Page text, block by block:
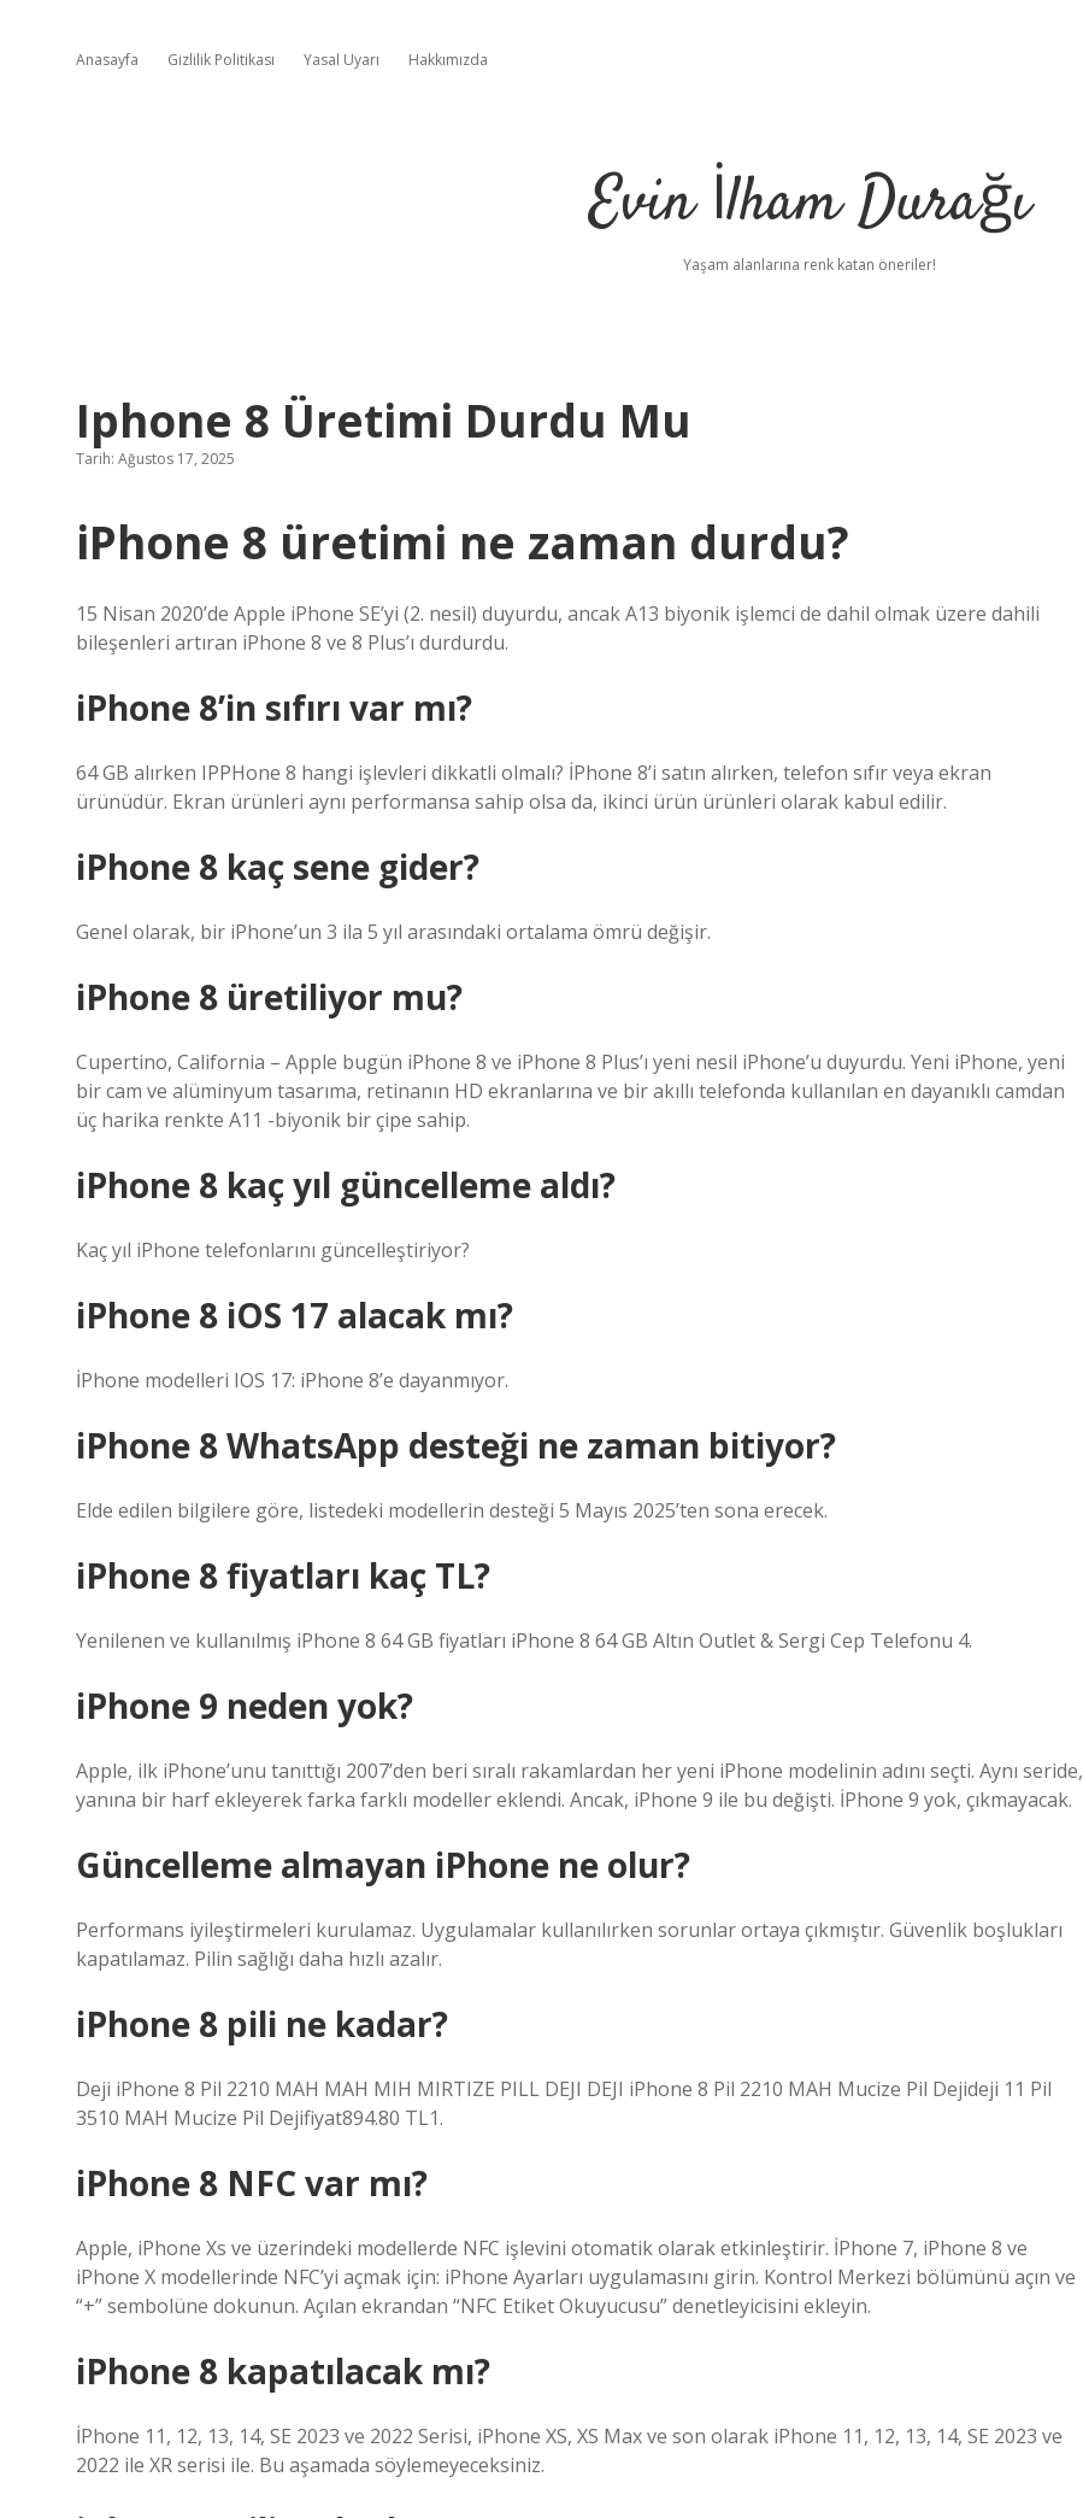
Anasayfa Gizlilik Politikası Yasal Uyarı Hakkımızda
Evin İlham Durağı
Yaşam alanlarına renk katan öneriler!
Iphone 8 Üretimi Durdu Mu
Tarih: Ağustos 17, 2025
iPhone 8 üretimi ne zaman durdu?
15 Nisan 2020’de Apple iPhone SE’yi (2. nesil) duyurdu, ancak A13 biyonik işlemci de dahil olmak üzere dahili
bileşenleri artıran iPhone 8 ve 8 Plus’ı durdurdu.
iPhone 8’in sıfırı var mı?
64 GB alırken IPPHone 8 hangi işlevleri dikkatli olmalı? İPhone 8’i satın alırken, telefon sıfır veya ekran
ürünüdür. Ekran ürünleri aynı performansa sahip olsa da, ikinci ürün ürünleri olarak kabul edilir.
iPhone 8 kaç sene gider?
Genel olarak, bir iPhone’un 3 ila 5 yıl arasındaki ortalama ömrü değişir.
iPhone 8 üretiliyor mu?
Cupertino, California – Apple bugün iPhone 8 ve iPhone 8 Plus’ı yeni nesil iPhone’u duyurdu. Yeni iPhone, yeni
bir cam ve alüminyum tasarıma, retinanın HD ekranlarına ve bir akıllı telefonda kullanılan en dayanıklı camdan
üç harika renkte A11 -biyonik bir çipe sahip.
iPhone 8 kaç yıl güncelleme aldı?
Kaç yıl iPhone telefonlarını güncelleştiriyor?
iPhone 8 iOS 17 alacak mı?
İPhone modelleri IOS 17: iPhone 8’e dayanmıyor.
iPhone 8 WhatsApp desteği ne zaman bitiyor?
Elde edilen bilgilere göre, listedeki modellerin desteği 5 Mayıs 2025’ten sona erecek.
iPhone 8 fiyatları kaç TL?
Yenilenen ve kullanılmış iPhone 8 64 GB fiyatları iPhone 8 64 GB Altın Outlet & Sergi Cep Telefonu 4.
iPhone 9 neden yok?
Apple, ilk iPhone’unu tanıttığı 2007’den beri sıralı rakamlardan her yeni iPhone modelinin adını seçti. Aynı seride,
yanına bir harf ekleyerek farka farklı modeller eklendi. Ancak, iPhone 9 ile bu değişti. İPhone 9 yok, çıkmayacak.
Güncelleme almayan iPhone ne olur?
Performans iyileştirmeleri kurulamaz. Uygulamalar kullanılırken sorunlar ortaya çıkmıştır. Güvenlik boşlukları
kapatılamaz. Pilin sağlığı daha hızlı azalır.
iPhone 8 pili ne kadar?
Deji iPhone 8 Pil 2210 MAH MAH MIH MIRTIZE PILL DEJI DEJI iPhone 8 Pil 2210 MAH Mucize Pil Dejideji 11 Pil
3510 MAH Mucize Pil Dejifiyat894.80 TL1.
iPhone 8 NFC var mı?
Apple, iPhone Xs ve üzerindeki modellerde NFC işlevini otomatik olarak etkinleştirir. İPhone 7, iPhone 8 ve
iPhone X modellerinde NFC’yi açmak için: iPhone Ayarları uygulamasını girin. Kontrol Merkezi bölümünü açın ve
“+” sembolüne dokunun. Açılan ekrandan “NFC Etiket Okuyucusu” denetleyicisini ekleyin.
iPhone 8 kapatılacak mı?
İPhone 11, 12, 13, 14, SE 2023 ve 2022 Serisi, iPhone XS, XS Max ve son olarak iPhone 11, 12, 13, 14, SE 2023 ve
2022 ile XR serisi ile. Bu aşamada söylemeyeceksiniz.